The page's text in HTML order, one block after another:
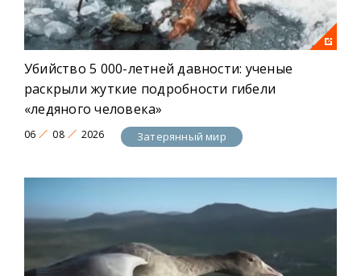
Убийство 5 000-летней давности: ученые
раскрыли жуткие подробности гибели
«ледяного человека»
06 08 2026 Затерянный мир